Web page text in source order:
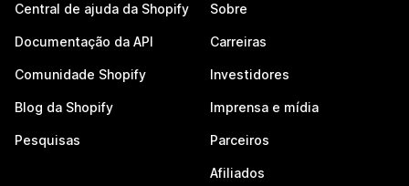
Central de ajuda da Shopify
Documentação da API
Comunidade Shopify
Blog da Shopify
Pesquisas
Sobre
Carreiras
Investidores
Imprensa e mídia
Parceiros
Afiliados